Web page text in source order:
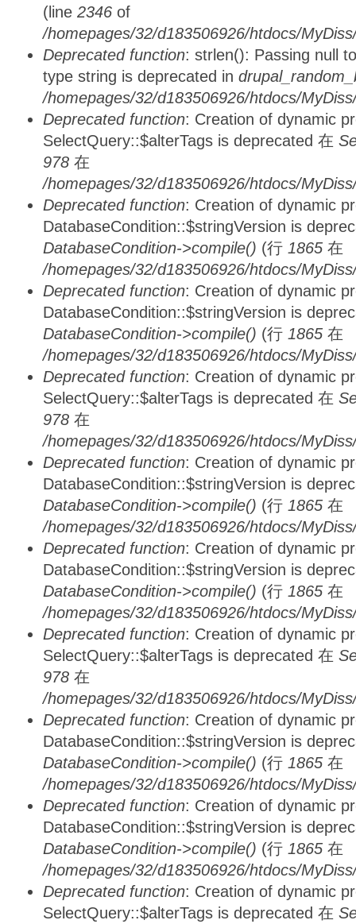
(line 2346 of
/homepages/32/d183506926/htdocs/
Deprecated function: strlen(): Passing null
type string is deprecated in
/homepages/32/d183506926/htdocs/
Deprecated function: Creation of dynamic
SelectQuery::$alterTags is deprecated 在
978 在
/homepages/32/d183506926/htdocs/
Deprecated function: Creation of dynamic
DatabaseCondition::$stringVersion is
DatabaseCondition->compile() (行 1865 在
/homepages/32/d183506926/htdocs/
Deprecated function: Creation of dynamic
DatabaseCondition::$stringVersion is
DatabaseCondition->compile() (行 1865 在
/homepages/32/d183506926/htdocs/
Deprecated function: Creation of dynamic
SelectQuery::$alterTags is deprecated 在
978 在
/homepages/32/d183506926/htdocs/
Deprecated function: Creation of dynamic
DatabaseCondition::$stringVersion is
DatabaseCondition->compile() (行 1865 在
/homepages/32/d183506926/htdocs/
Deprecated function: Creation of dynamic
DatabaseCondition::$stringVersion is
DatabaseCondition->compile() (行 1865 在
/homepages/32/d183506926/htdocs/
Deprecated function: Creation of dynamic
SelectQuery::$alterTags is deprecated 在
978 在
/homepages/32/d183506926/htdocs/
Deprecated function: Creation of dynamic
DatabaseCondition::$stringVersion is
DatabaseCondition->compile() (行 1865 在
/homepages/32/d183506926/htdocs/
Deprecated function: Creation of dynamic
DatabaseCondition::$stringVersion is
DatabaseCondition->compile() (行 1865 在
/homepages/32/d183506926/htdocs/
Deprecated function: Creation of dynamic
SelectQuery::$alterTags is deprecated 在